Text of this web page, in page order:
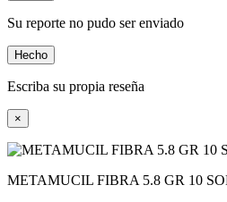
Su reporte no pudo ser enviado
Hecho
Escriba su propia reseña
×
METAMUCIL FIBRA 5.8 GR 10